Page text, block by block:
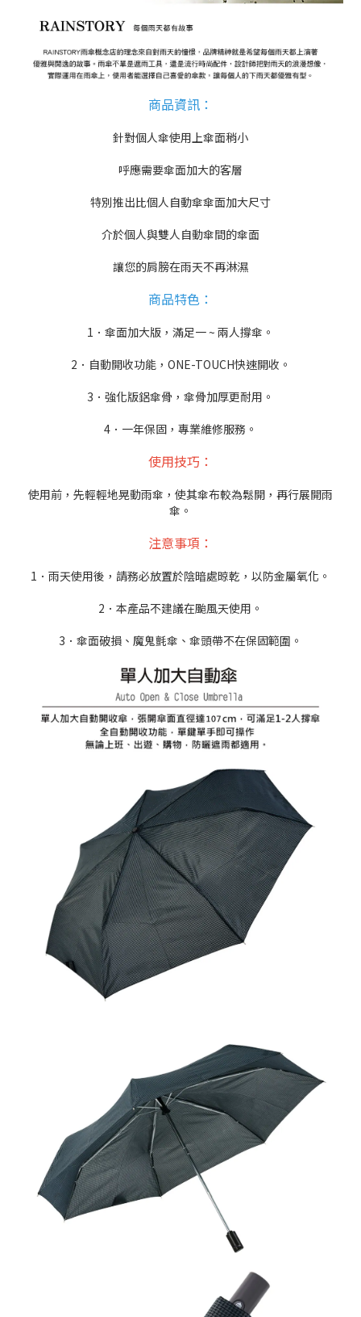
商品資訊 ：
針對個人傘使用上傘面稍小
呼應需要傘面加大的客層
特別推出比個人自動傘傘面加大尺寸
介於個人與雙人自動傘間的傘面
讓您的肩膀在雨天不再淋濕
商品特色：
1．傘面加大版，滿足一 ~ 兩人撐傘。
2．自動開收功能，ONE-TOUCH快速開收。
3．強化版鋁傘骨，傘骨加厚更耐用。
4．一年保固，專業維修服務。
使用技巧：
使用前，先輕輕地晃動雨傘，使其傘布較為鬆開，再行展開雨
傘。
注意事項：
1．雨天使用後，請務必放置於陰暗處晾乾，以防金屬氧化。
2．本產品不建議在颱風天使用。
3．傘面破損、魔鬼氈傘、傘頭帶不在保固範圍。